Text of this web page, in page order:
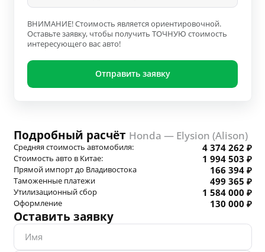
ВНИМАНИЕ! Стоимость является ориентировочной.
Оставьте заявку, чтобы получить ТОЧНУЮ стоимость
интересующего вас авто!
Отправить заявку
Подробный расчёт Honda — Elysion (Alison)
Средняя стоимость автомобиля: 4 374 262 ₽
Стоимость авто в Китае: 1 994 503 ₽
Прямой импорт до Владивостока 166 394 ₽
Таможенные платежи 499 365 ₽
Утилизационный сбор 1 584 000 ₽
Оформление 130 000 ₽
Оставить заявку